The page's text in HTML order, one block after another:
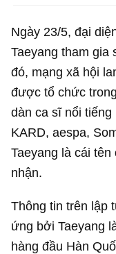
Ngày 23/5, đại
Taeyang tham
đó, mạng xã hội
được tổ chức
dàn ca sĩ nổi tiếng
KARD, aespa,
Taeyang là cái
nhận.
Thông tin trên lập
ứng bởi Taeyang
hàng đầu Hàn